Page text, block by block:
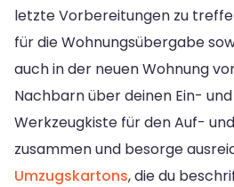
letzte Vorbereitungen zu
für die Wohnungsübergabe
auch in der neuen Wohnung
Nachbarn über deinen Ein-
Werkzeugkiste für den Auf-
zusammen und besorge
Umzugskartons, die du